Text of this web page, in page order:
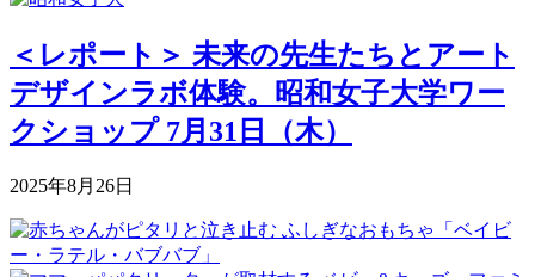
＜レポート＞ 未来の先生たちとアート
デザインラボ体験。昭和女子大学ワー
クショップ 7月31日（木）
2025年8月26日